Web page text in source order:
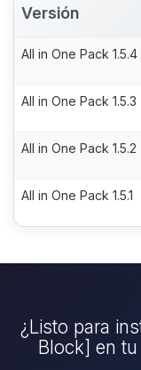
Versión
All in One Pack 1.5.4
All in One Pack 1.5.3
All in One Pack 1.5.2
All in One Pack 1.5.1
¿Listo para
Block] en